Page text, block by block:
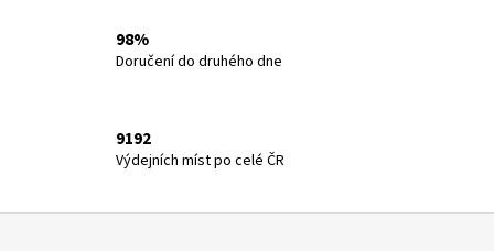
v
ý
p
s
98%
Doručení do druhého dne
9192
Výdejních míst po celé ČR
Z